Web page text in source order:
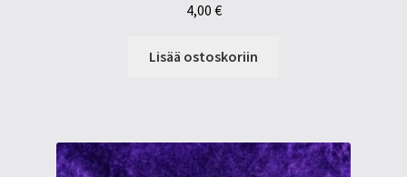
4,00 €
Lisää ostoskoriin